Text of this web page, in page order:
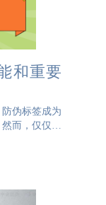
和重要
伪标签成为
而，仅仅拥
追踪这些标
亟需解决的